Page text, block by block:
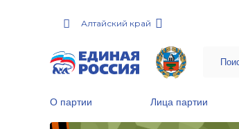
Алтайский край
О партии Лица партии